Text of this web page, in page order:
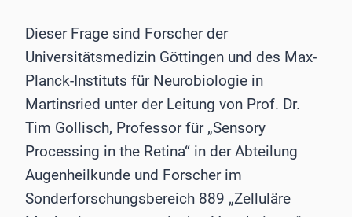
Dieser Frage sind Forscher der
Universitätsmedizin Göttingen und des Max-
Planck-Instituts für Neurobiologie in
Martinsried unter der Leitung von Prof. Dr.
Tim Gollisch, Professor für „Sensory
Processing in the Retina“ in der Abteilung
Augenheilkunde und Forscher im
Sonderforschungsbereich 889 „Zelluläre